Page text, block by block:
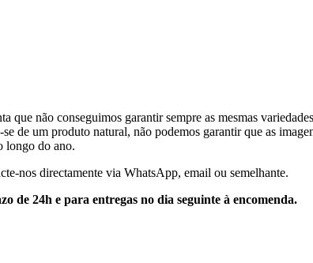
que não conseguimos garantir sempre as mesmas
de um produto natural, não podemos garantir que as
longo do ano.
nos directamente via WhatsApp, email ou semelhante.
de 24h e para entregas no dia seguinte à encomenda.